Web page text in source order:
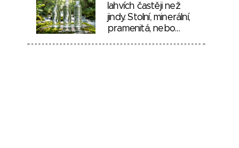
lahvích častěji než
jindy. Stolní, minerální,
pramenitá, nebo…